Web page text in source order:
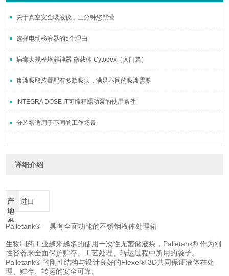
关于真空安全吸液仪，三分钟您就懂
选择电动移液器的5个理由
病毒大规模培养神器-微载体 Cytodex（入门篇）
废液吸取装置配有多款吸头，满足不同的吸液需要
INTEGRA DOSE IT可编程蠕动泵的使用条件
分装泵适用于不同的工作场景
详细介绍
产
地
类
进口
Palletank® —具有全面功能的不锈钢液体处理箱
生物制药工业越来越多的使用一次性无菌储液袋，Palletank® 作为刚
性容器来全面保护贮存、工艺处理、转运过程中所用的袋子。
Palletank® 的刚性结构与设计良好的Flexel® 3D共同保证液体在处
理、贮存、转运的安全可靠。